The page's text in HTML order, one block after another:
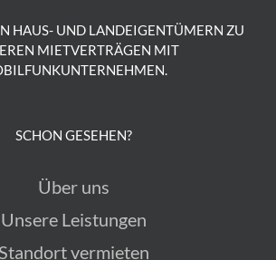
HAUS- UND LANDEIGENTÜMERN ZU
MIETVERTRÄGEN MIT
SCHON GESEHEN?
Über uns
Unsere Leistungen
vermieten